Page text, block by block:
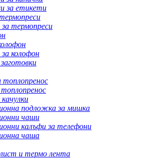
за етикети
за термопреси
за колофон
топлопренос
подложка за мишка
чаши
калъфи за телефони
чаша
и термо лента